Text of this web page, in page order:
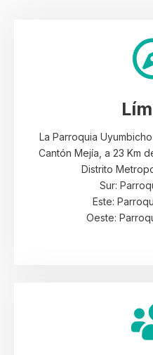
La Parroquia
Cantón Mejía, a 23 Km
Distrito
Sur:
Este:
Oeste: